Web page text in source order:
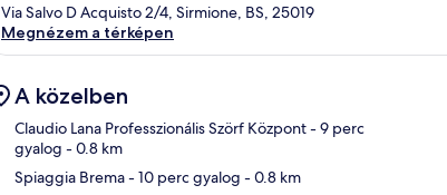
Via Salvo D Acquisto 2/4, Sirmione, BS, 25019
Megnézem a térképen
A közelben
Claudio Lana Professzionális Szörf Központ- 9 perc
gyalog - 0.8 km
Spiaggia Brema- 10 perc gyalog - 0.8 km